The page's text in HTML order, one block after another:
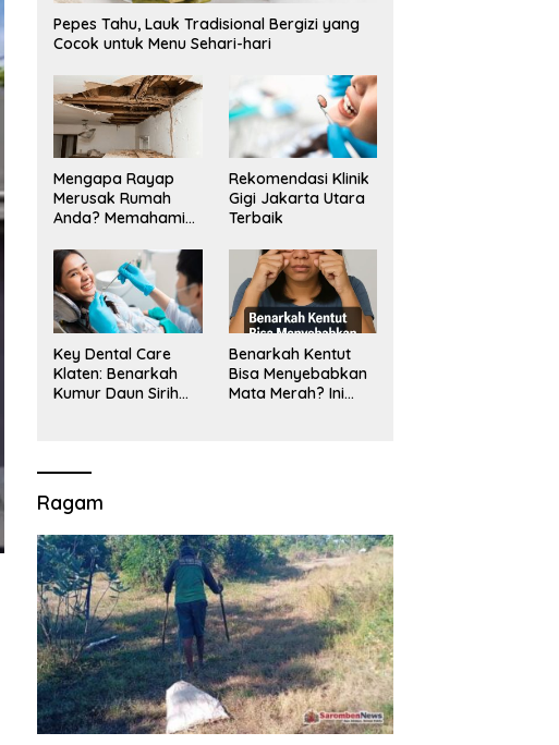
Pepes Tahu, Lauk Tradisional Bergizi yang
Cocok untuk Menu Sehari-hari
Mengapa Rayap
Merusak Rumah
Anda? Memahami
Killer”
Rekomendasi Klinik
Gigi Jakarta Utara
Terbaik
Key Dental Care
Klaten: Benarkah
Kumur Daun Sirih
Klaten
Benarkah Kentut
Bisa Menyebabkan
Mata Merah? Ini
Ragam